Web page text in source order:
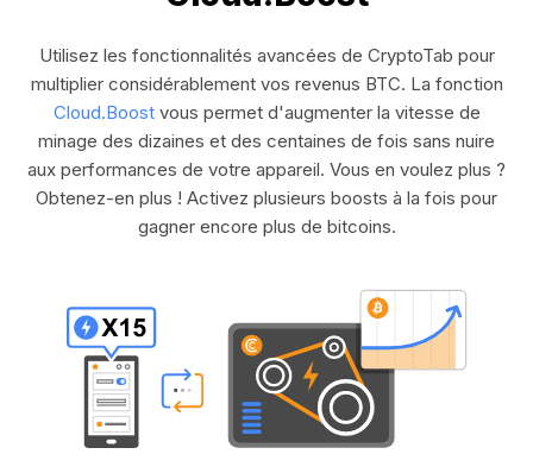
Utilisez les fonctionnalités avancées de CryptoTab pour
multiplier considérablement vos revenus BTC. La fonction
Cloud.Boostvous permet d'augmenter la vitesse de
minage des dizaines et des centaines de fois sans nuire
aux performances de votre appareil. Vous en voulez plus ?
Obtenez-en plus ! Activez plusieurs boosts à la fois pour
gagner encore plus de bitcoins.